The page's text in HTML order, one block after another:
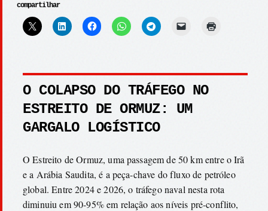
compartilhar
O COLAPSO DO TRÁFEGO NO
ESTREITO DE ORMUZ: UM
GARGALO LOGÍSTICO
O Estreito de Ormuz, uma passagem de 50 km entre o Irã
e a Arábia Saudita, é a peça-chave do fluxo de petróleo
global. Entre 2024 e 2026, o tráfego naval nesta rota
diminuiu em 90-95% em relação aos níveis pré-conflito,